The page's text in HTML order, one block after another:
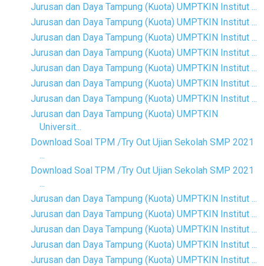
Jurusan dan Daya Tampung (Kuota) UMPTKIN Institut ...
Jurusan dan Daya Tampung (Kuota) UMPTKIN Institut ...
Jurusan dan Daya Tampung (Kuota) UMPTKIN Institut ...
Jurusan dan Daya Tampung (Kuota) UMPTKIN Institut ...
Jurusan dan Daya Tampung (Kuota) UMPTKIN Institut ...
Jurusan dan Daya Tampung (Kuota) UMPTKIN Institut ...
Jurusan dan Daya Tampung (Kuota) UMPTKIN Institut ...
Jurusan dan Daya Tampung (Kuota) UMPTKIN
Universit...
Download Soal TPM /Try Out Ujian Sekolah SMP 2021
...
Download Soal TPM /Try Out Ujian Sekolah SMP 2021
...
Jurusan dan Daya Tampung (Kuota) UMPTKIN Institut ...
Jurusan dan Daya Tampung (Kuota) UMPTKIN Institut ...
Jurusan dan Daya Tampung (Kuota) UMPTKIN Institut ...
Jurusan dan Daya Tampung (Kuota) UMPTKIN Institut ...
Jurusan dan Daya Tampung (Kuota) UMPTKIN Institut ...